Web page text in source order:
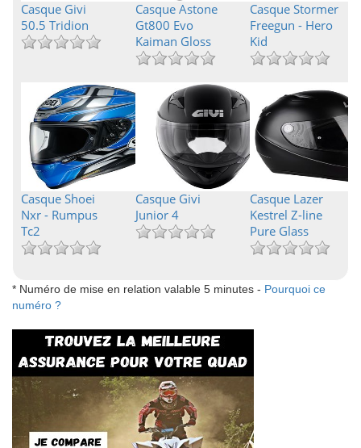
Casque Givi
50.5 Tridion
Casque Astone
Gt800 Evo
Kaiman Gloss
Casque Stormer
Freegun - Hero
Kid
Casque Shoei
Nxr - Rumpus
Tc2
Casque Givi
Junior 4
Casque Lazer
Kestrel Z-line
Pure Glass
* Numéro de mise en relation valable 5 minutes - Pourquoi ce
numéro ?